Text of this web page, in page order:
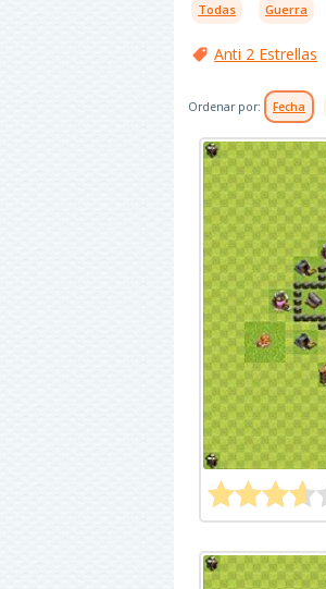
Todas Guerra
Anti 2 Estrellas
Ordenar por: Fecha